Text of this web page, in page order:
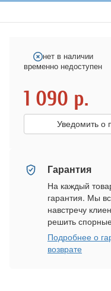
нет в наличии
временно недоступен
1 090 р.
Уведомить о
Гарантия
На каждый
гарантия. Мы
навстречу
решить
Подробнее о
возврате